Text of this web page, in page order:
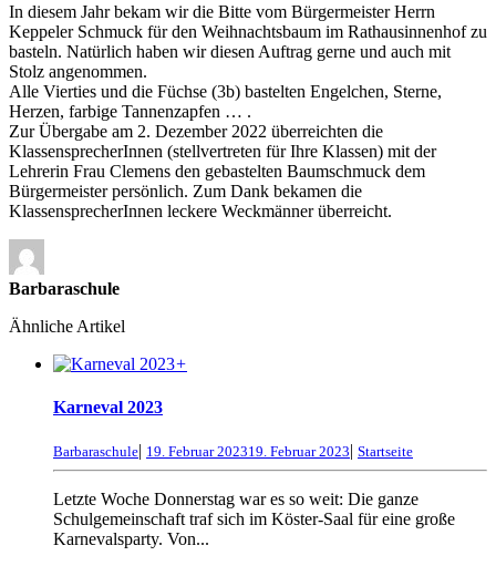
In diesem Jahr bekam wir die Bitte vom Bürgermeister Herrn
Keppeler Schmuck für den Weihnachtsbaum im Rathausinnenhof zu
basteln. Natürlich haben wir diesen Auftrag gerne und auch mit
Stolz angenommen.
Alle Vierties und die Füchse (3b) bastelten Engelchen, Sterne,
Herzen, farbige Tannenzapfen … .
Zur Übergabe am 2. Dezember 2022 überreichten die
KlassensprecherInnen (stellvertreten für Ihre Klassen) mit der
Lehrerin Frau Clemens den gebastelten Baumschmuck dem
Bürgermeister persönlich. Zum Dank bekamen die
KlassensprecherInnen leckere Weckmänner überreicht.
Barbaraschule
Ähnliche Artikel
+
Karneval 2023
Barbaraschule| 19. Februar 202319. Februar 2023| Startseite
Letzte Woche Donnerstag war es so weit: Die ganze
Schulgemeinschaft traf sich im Köster-Saal für eine große
Karnevalsparty. Von...